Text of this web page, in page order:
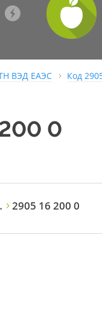
ВЭД ЕАЭС Код
0
2905 16 200 0